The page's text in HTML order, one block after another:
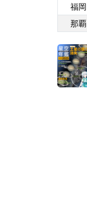
福岡
那覇